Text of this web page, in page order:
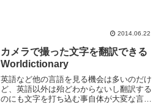
2014.06.22
カメラで撮った文字を翻訳できる
Worldictionary
英語など他の言語を見る機会は多いのだけ
ど、英語以外は殆どわからないし翻訳する
のにも文字を打ち込む事自体が大変な言葉